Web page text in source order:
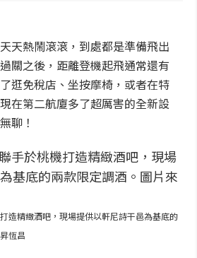
天熱鬧滾滾，到處都是準備飛出
關之後，距離登機起飛通常還有
逛免稅店、坐按摩椅，或者在特
在第二航廈多了超厲害的全新設
聊！
造精緻酒吧，現場提供以軒尼詩干邑為基底的
恆昌